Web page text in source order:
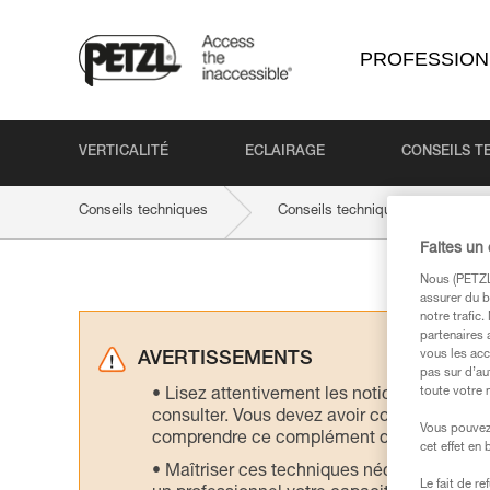
VERTICALITÉ ECLAIRAGE CONSEILS
Conseils techniques Conseils techniques par activité
AVERTISSEMENTS
Lisez attentivement les notices
consulter. Vous devez avoir compris les
comprendre ce complément d’informations.
Maîtriser ces techniques nécessite une
Faites un
Nous
assurer du
notre trafic.
partenaires
vous les
pas sur
toute votre
Vous
cet effet en
Le fait de